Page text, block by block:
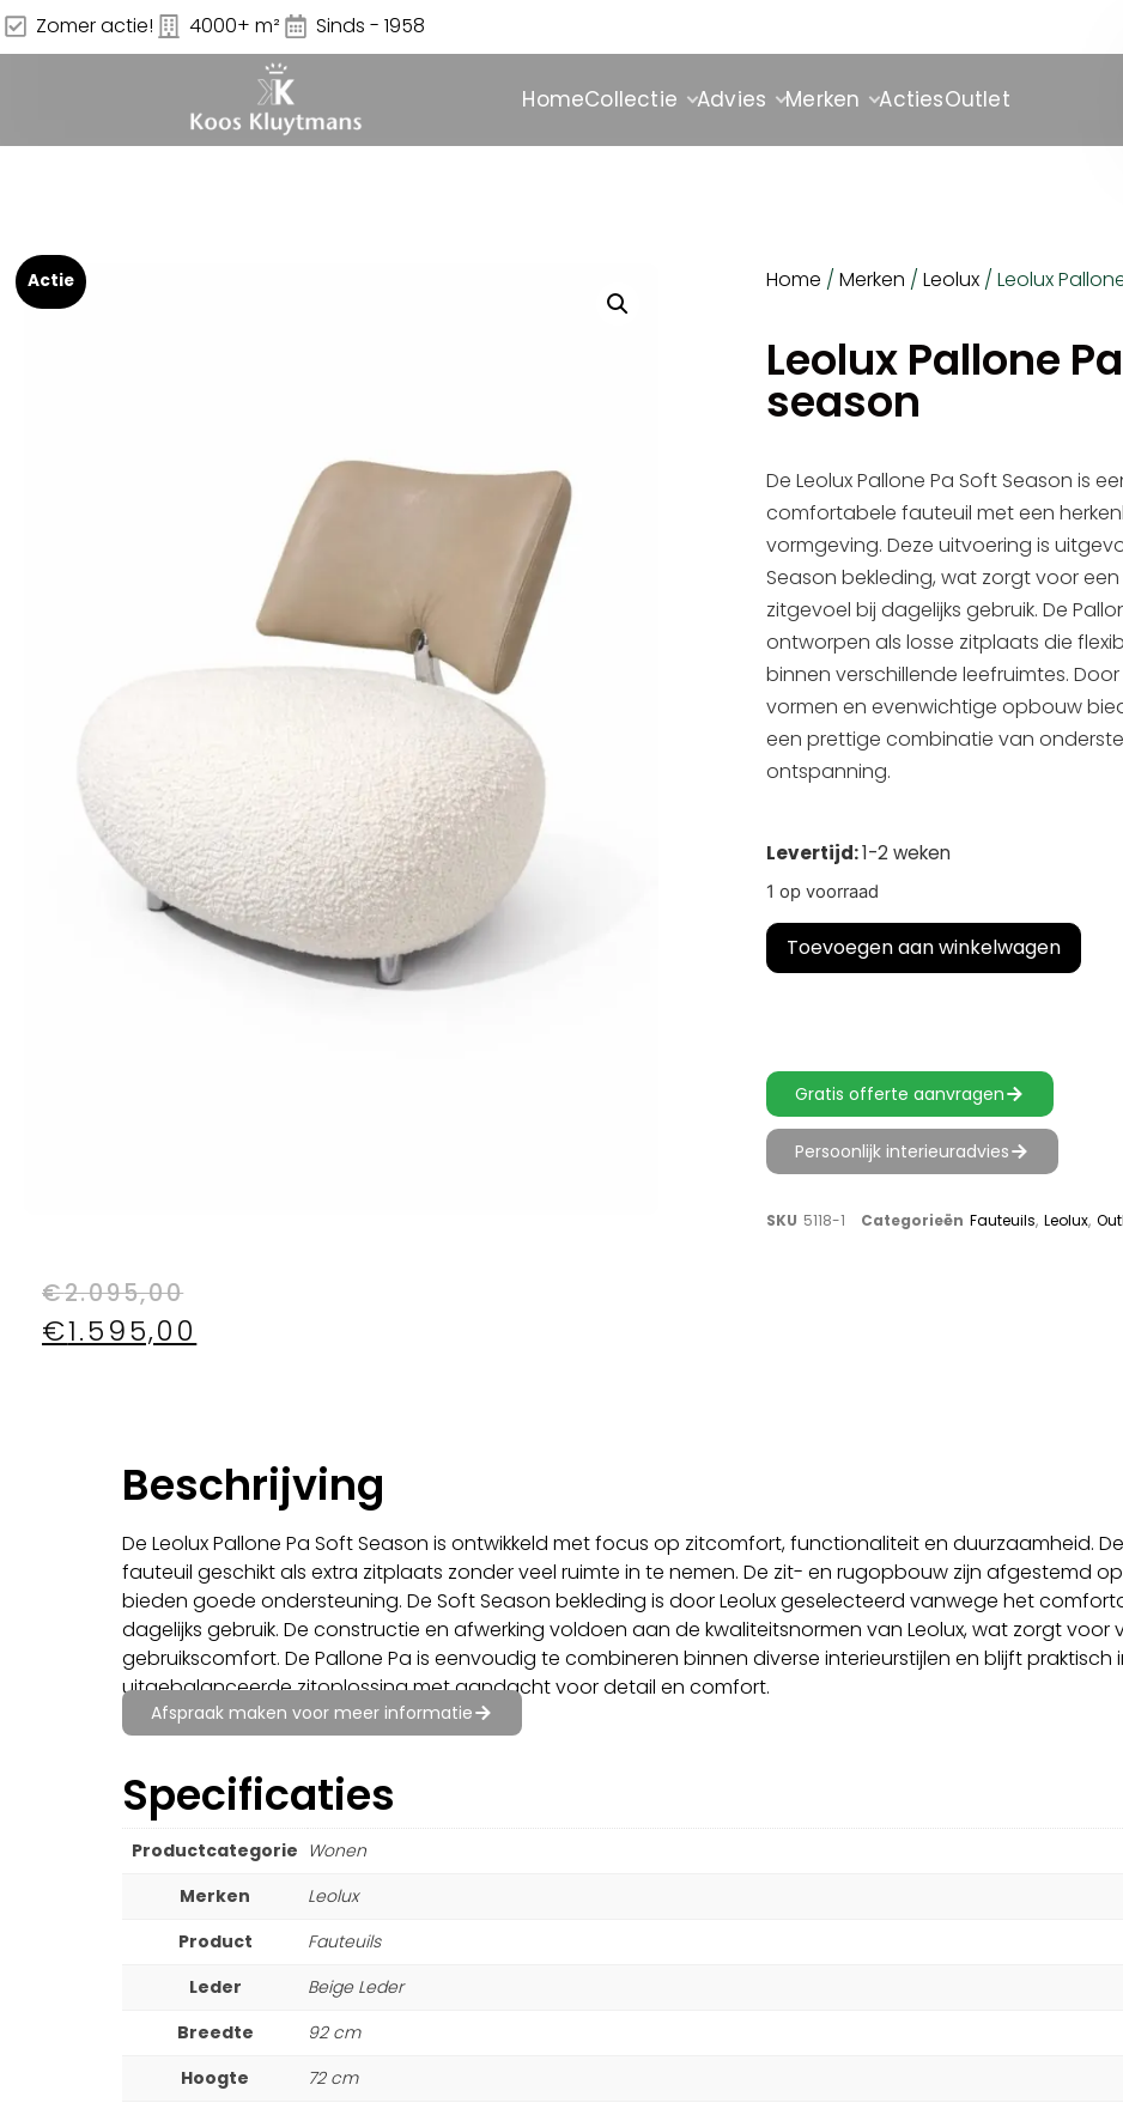
Zomer actie! 4000+ m² Sinds - 1958
HomeCollectie Advies Merken ActiesOutlet
Actie
€2.095,00
€1.595,00
Home / Merken / Leolux / Leolux
Leolux Pallone
season
De Leolux Pallone Pa Soft Season is
comfortabele fauteuil met een
vormgeving. Deze uitvoering is
Season bekleding, wat zorgt voor
zitgevoel bij dagelijks gebruik. De
ontworpen als losse zitplaats die
binnen verschillende leefruimtes.
vormen en evenwichtige opbouw
een prettige combinatie van
ontspanning.
Levertijd:1-2 weken
1 op voorraad
Toevoegen aan winkelwagen
Gratis offerte aanvragen
Persoonlijk interieuradvies
SKU 5118-1 Categorieën Fauteuils, Leolux,
Beschrijving
De Leolux Pallone Pa Soft Season is ontwikkeld met focus op zitcomfort, functionaliteit en duurzaamheid.
fauteuil geschikt als extra zitplaats zonder veel ruimte in te nemen. De zit- en rugopbouw zijn afgestemd
bieden goede ondersteuning. De Soft Season bekleding is door Leolux geselecteerd vanwege het
dagelijks gebruik. De constructie en afwerking voldoen aan de kwaliteitsnormen van Leolux, wat zorgt
gebruikscomfort. De Pallone Pa is eenvoudig te combineren binnen diverse interieurstijlen en blijft praktisch
uitgebalanceerde zitoplossing met aandacht voor detail en comfort.
Afspraak maken voor meer informatie
Specificaties
Productcategorie Wonen
Merken
Leolux
Product
Fauteuils
Leder
Beige Leder
Breedte
92 cm
Hoogte
72 cm